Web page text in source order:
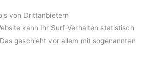
von Dritt­anbietern
kann Ihr Surf-Verhalten statistisch
geschieht vor allem mit sogenannten